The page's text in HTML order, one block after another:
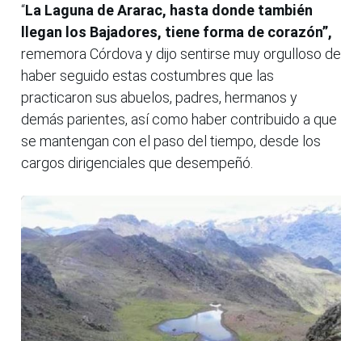
“La Laguna de Ararac, hasta donde también
llegan los Bajadores, tiene forma de corazón”,
rememora Córdova y dijo sentirse muy orgulloso de
haber seguido estas costumbres que las
practicaron sus abuelos, padres, hermanos y
demás parientes, así como haber contribuido a que
se mantengan con el paso del tiempo, desde los
cargos dirigenciales que desempeñó.